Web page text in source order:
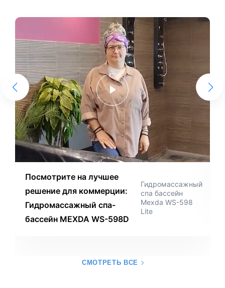
Посмотрите на лучшее
решение для коммерции:
Гидромассажный спа-
бассейн MEXDA WS-598D
Гидромассажный
спа бассейн
Mexda WS-598
Lite
СМОТРЕТЬ ВСЕ